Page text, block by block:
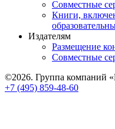
Совместные
Книги,
Издателям
Размещение
Совместные
©2026. Группа компаний
+7 (495) 859-48-60